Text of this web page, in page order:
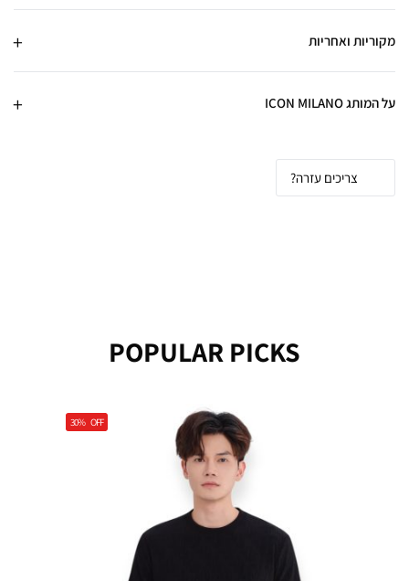
מקוריות ואחריות
על המותג ICON MILANO
צריכים עזרה?
POPULAR PICKS
30% OFF